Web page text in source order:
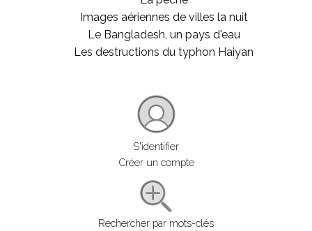
Images aériennes de villes la nuit
Le Bangladesh, un pays d'eau
Les destructions du typhon Haiyan
S'identifier
Créer un compte
Rechercher par mots-clés